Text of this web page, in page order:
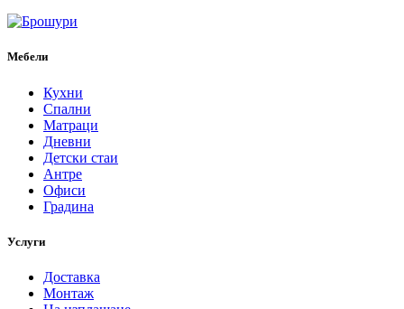
Мебели
Кухни
Спални
Матраци
Дневни
Детски стаи
Антре
Офиси
Градина
Услуги
Доставка
Монтаж